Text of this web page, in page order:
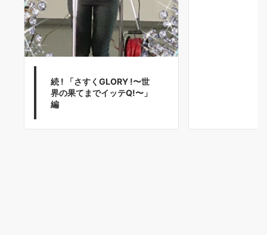
続 ! 「さすくGLORY !〜世
界の果てまでイッテQ!〜」
編